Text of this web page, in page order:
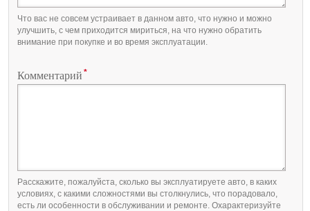
Что вас не совсем устраивает в данном авто, что нужно и можно
улучшить, с чем приходится мириться, на что нужно обратить
внимание при покупке и во время эксплуатации.
Комментарий *
Расскажите, пожалуйста, сколько вы эксплуатируете авто, в каких
условиях, с какими сложностями вы столкнулись, что порадовало,
есть ли особенности в обслуживании и ремонте. Охарактеризуйте